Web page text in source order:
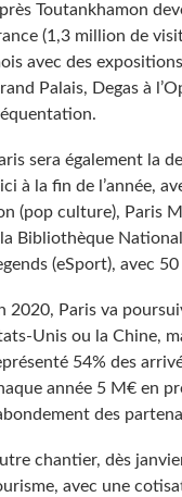
Toutankhamon
(1,3 million de
avec des
Palais, Degas à
sera également la
à la fin de l’année,
(pop culture), Paris
Bibliothèque
(eSport), avec
2020, Paris va
Unis ou la Chine,
54% des
année 5 M€ en
des
chantier, dès
avec une